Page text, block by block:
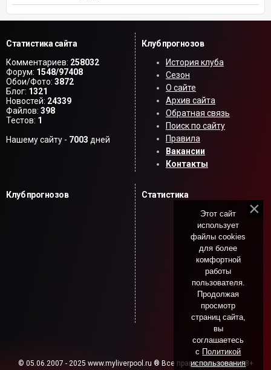
Статистика сайта
Комментариев: 258032
Форум: 1548/97408
Обои/Фото: 3872
Блог: 1321
Новостей: 24339
Файлов: 398
Тестов: 1
Нашему сайту - 7003 дней
Клуб прогнозов
История клуба
Сезон
О сайте
Архив сайта
Обратная связь
Поиск по сайту
Правила
Вакансии
Контакты
Клуб прогнозов Статистика
© 05.06.2007 - 2025 www.myliverpool.ru ® Все права защищены. 18+
Этот сайт
использует
файлы cookies
для более
комфортной
работы
пользователя.
Продолжая
просмотр
страниц сайта,
вы
соглашаетесь
с Политикой
использования